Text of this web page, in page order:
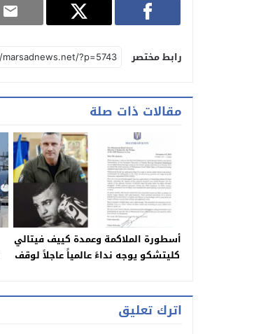
رابط مختصر
مقالات ذات صلة
أسطورة الملاكمة وعمدة كييف فيتالي
كليتشكو يوجه نداءً عالمياً عاجلاً لوقف
اترك تعليق